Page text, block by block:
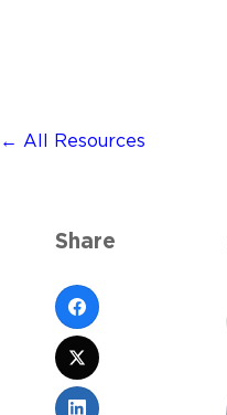
← All Resources
Share